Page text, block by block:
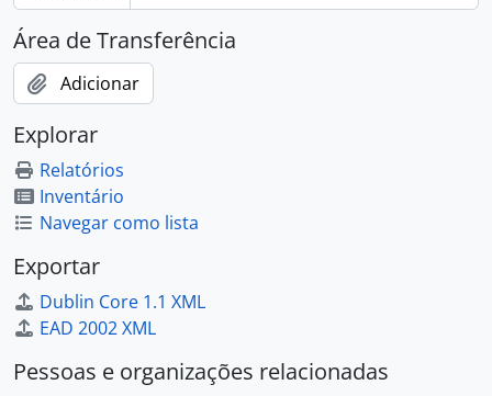
Área de Transferência
Adicionar
Explorar
Relatórios
Inventário
Navegar como lista
Exportar
Dublin Core 1.1 XML
EAD 2002 XML
Pessoas e organizações relacionadas